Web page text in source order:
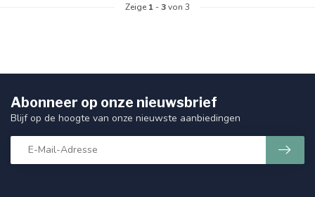
Zeige 1 -3von 3
Abonneer op onze nieuwsbrief
Blijf op de hoogte van onze nieuwste aanbiedingen